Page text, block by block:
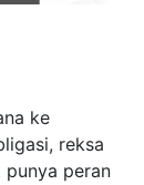
ke
reksa
punya peran